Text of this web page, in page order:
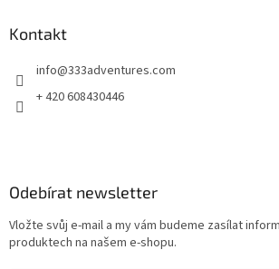
Kontakt
info@333adventures.com
+ 420 608430446
Odebírat newsletter
Vložte svůj e-mail a my vám budeme zasílat
produktech na našem e-shopu.